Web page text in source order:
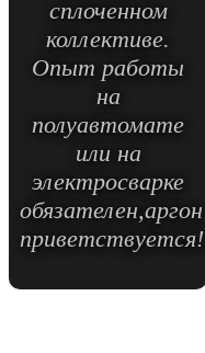
сплоченном
коллективе.
Опыт работы
на
полуавтомате
или на
электросварке
обязателен,аргон
приветствуется!